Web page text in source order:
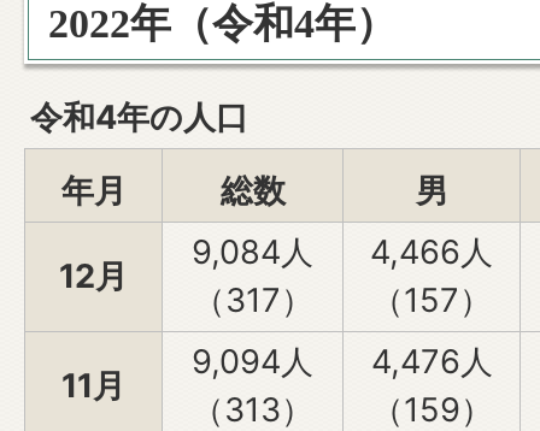
2022年（令和4年）
令和4年の人口
年月
総数 男
12月
9,084人
（317）
4,466人
（157）
11月
9,094人
（313）
4,476人
（159）